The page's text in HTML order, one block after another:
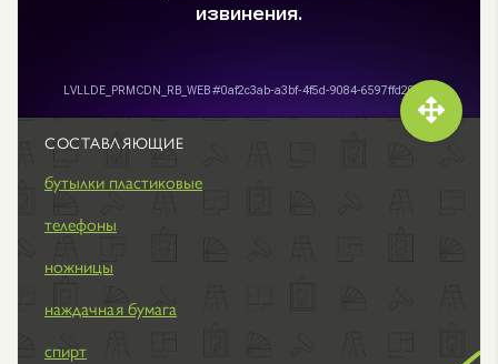

СОСТАВЛЯЮЩИЕ
бутылки пластиковые
телефоны
ножницы
наждачная бумага
спирт